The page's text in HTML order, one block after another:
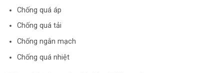
Chống quá áp
Chống quá tải
Chống ngắn mạch
Chống quá nhiệt